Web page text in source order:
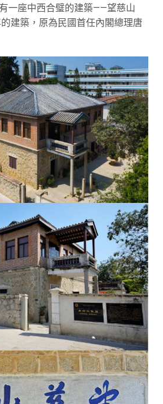
一座中西合璧的建築——望慈山
建築，原為民國首任內閣總理唐